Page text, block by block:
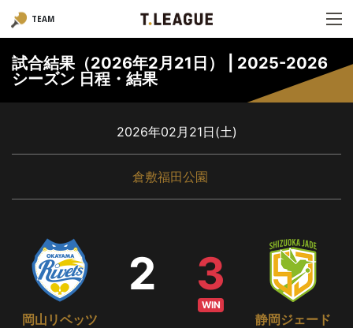
TEAM
試合結果（2026年2月21日） | 2025-2026
シーズン 日程・結果
2026年02月21日(土)
倉敷福田公園
岡山リベッツ
2
静岡ジェード
3
WIN